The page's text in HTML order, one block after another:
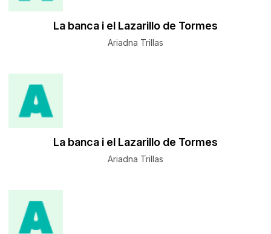
La banca i el Lazarillo de Tormes
Ariadna Trillas
La banca i el Lazarillo de Tormes
Ariadna Trillas